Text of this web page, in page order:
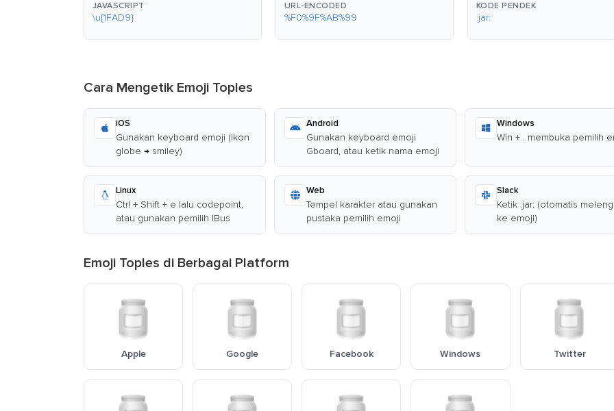
JAVASCRIPT
\u{1FAD9}
URL-ENCODED
%F0%9F%AB%99
KODE PENDEK
:jar:
Cara Mengetik Emoji Toples
iOS
Gunakan keyboard emoji (ikon
globe → smiley)
Android
Gunakan keyboard emoji
Gboard, atau ketik nama emoji
Windows
Win + . membuka pemilih
Linux
Ctrl + Shift + e lalu codepoint,
atau gunakan pemilih IBus
Web
Tempel karakter atau gunakan
pustaka pemilih emoji
Slack
Ketik :jar: (otomatis
ke emoji)
Emoji Toples di Berbagai Platform
Apple Google Facebook Windows Twitter